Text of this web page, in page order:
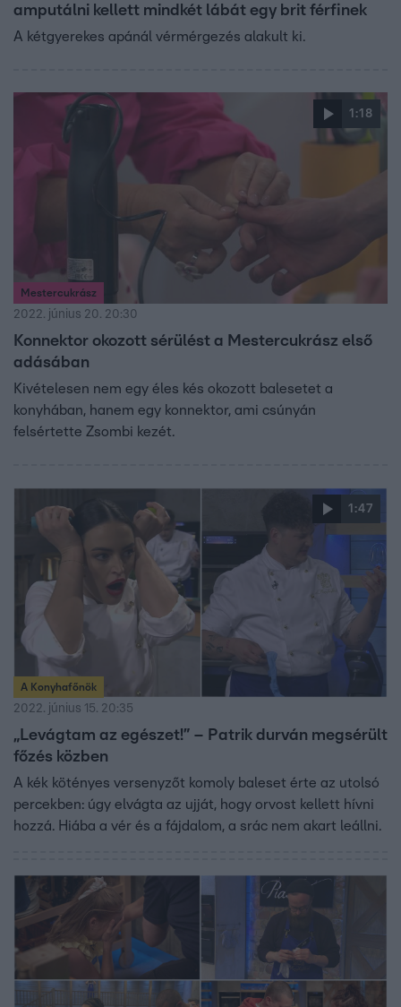
amputálni kellett mindkét lábát egy brit férfinek
A kétgyerekes apánál vérmérgezés alakult ki.
1:18
Mestercukrász
2022. június 20. 20:30
Konnektor okozott sérülést a Mestercukrász első
adásában
Kivételesen nem egy éles kés okozott balesetet a
konyhában, hanem egy konnektor, ami csúnyán
felsértette Zsombi kezét.
1:47
A Konyhafőnök
2022. június 15. 20:35
„Levágtam az egészet!” – Patrik durván megsérült
főzés közben
A kék kötényes versenyzőt komoly baleset érte az utolsó
percekben: úgy elvágta az ujját, hogy orvost kellett hívni
hozzá. Hiába a vér és a fájdalom, a srác nem akart leállni.